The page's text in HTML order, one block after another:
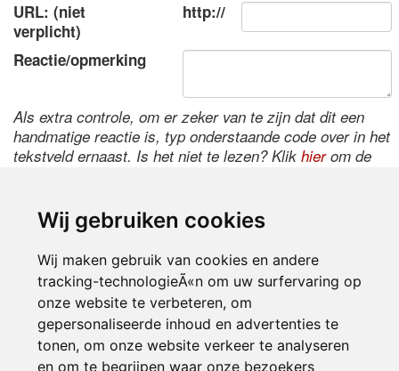
Wij gebruiken cookies
Wij maken gebruik van cookies en andere
tracking-technologieÃ«n om uw surfervaring op
onze website te verbeteren, om
gepersonaliseerde inhoud en advertenties te
tonen, om onze website verkeer te analyseren
en om te begrijpen waar onze bezoekers
URL: (niet
verplicht)
http://
Reactie/opmerking
Als extra controle, om er zeker van te zijn dat dit een
handmatige reactie is, typ onderstaande code over in het
tekstveld ernaast. Is het niet te lezen? Klik hierom de